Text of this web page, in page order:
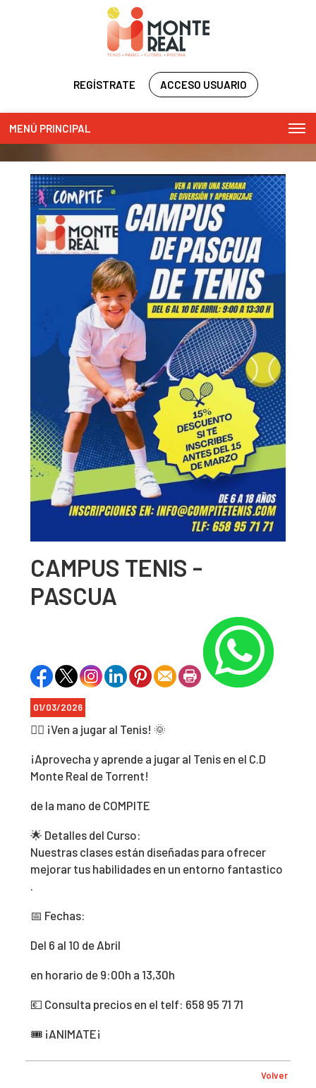
REGÍSTRATE ACCESO USUARIO
MENÚ PRINCIPAL
CAMPUS TENIS -
PASCUA
01/03/2026
🏊‍♂️ ¡Ven a jugar al Tenis! 🌞
¡Aprovecha y aprende a jugar al Tenis en el C.D
Monte Real de Torrent!
de la mano de COMPITE
🌟 Detalles del Curso:
Nuestras clases están diseñadas para ofrecer
mejorar tus habilidades en un entorno fantastico
.
📅 Fechas:
Del 6 al 10 de Abril
en horario de 9:00h a 13,30h
💶 Consulta precios en el telf: 658 95 71 71
🎟️ ¡ANIMATE¡
Volver